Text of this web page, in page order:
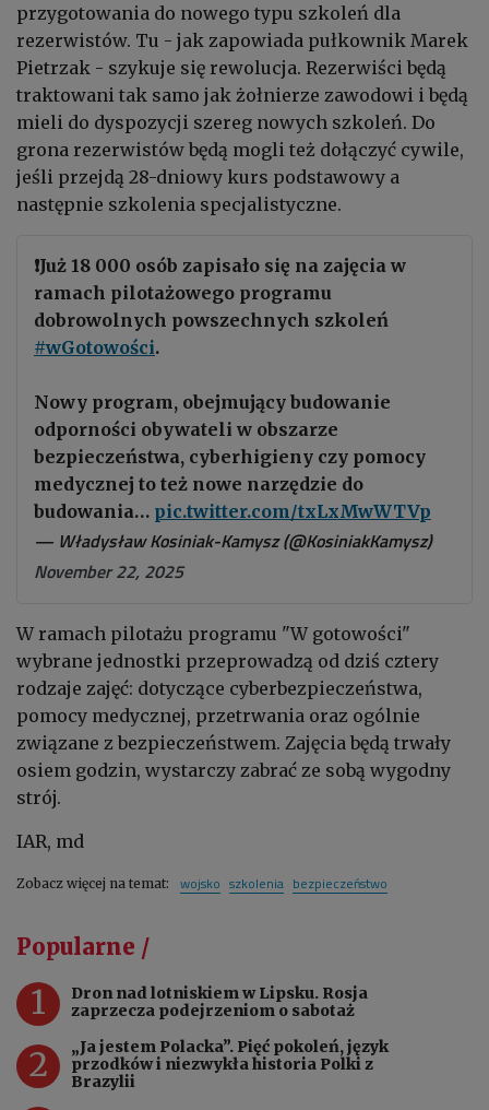
przygotowania do nowego typu szkoleń dla
rezerwistów. Tu - jak zapowiada pułkownik Marek
Pietrzak - szykuje się rewolucja. Rezerwiści będą
traktowani tak samo jak żołnierze zawodowi i będą
mieli do dyspozycji szereg nowych szkoleń. Do
grona rezerwistów będą mogli też dołączyć cywile,
jeśli przejdą 28-dniowy kurs podstawowy a
następnie szkolenia specjalistyczne.
❗️Już 18 000 osób zapisało się na zajęcia w
ramach pilotażowego programu
dobrowolnych powszechnych szkoleń
#wGotowości.
Nowy program, obejmujący budowanie
odporności obywateli w obszarze
bezpieczeństwa, cyberhigieny czy pomocy
medycznej to też nowe narzędzie do
budowania… pic.twitter.com/txLxMwWTVp
— Władysław Kosiniak-Kamysz (@KosiniakKamysz)
November 22, 2025
W ramach pilotażu programu "W gotowości"
wybrane jednostki przeprowadzą od dziś cztery
rodzaje zajęć: dotyczące cyberbezpieczeństwa,
pomocy medycznej, przetrwania oraz ogólnie
związane z bezpieczeństwem. Zajęcia będą trwały
osiem godzin, wystarczy zabrać ze sobą wygodny
strój.
IAR, md
Zobacz więcej na temat: wojsko szkolenia bezpieczeństwo
Popularne /
1
Dron nad lotniskiem w Lipsku. Rosja
zaprzecza podejrzeniom o sabotaż
2
„Ja jestem Polacka”. Pięć pokoleń, język
przodków i niezwykła historia Polki z
Brazylii